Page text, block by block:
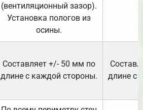
(вентиляционный зазор).
Установка пологов из
осины.
Составляет +/- 50 мм по
длине с каждой стороны.
длине с